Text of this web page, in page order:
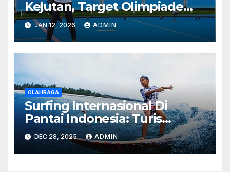
Kejutan, Target Olimpiade
2028 Terbuka
JAN 12, 2026 ADMIN
OLAHRAGA
Surfing Internasional Di
Pantai Indonesia: Turis
Mancanegara Berebut Spot
DEC 28, 2025 ADMIN